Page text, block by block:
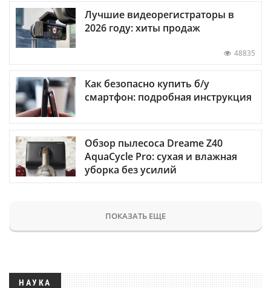
Лучшие видеорегистраторы в
2026 году: хиты продаж
48835
Как безопасно купить б/у
смартфон: подробная инструкция
Обзор пылесоса Dreame Z40
AquaCycle Pro: сухая и влажная
уборка без усилий
ПОКАЗАТЬ ЕЩЕ
НАУКА